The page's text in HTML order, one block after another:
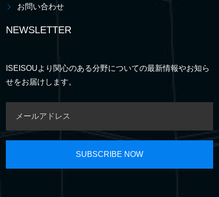
お問い合わせ
NEWSLETTER
ISEISOUより関心のある分野についての最新情報やお知ら
せをお届けします。